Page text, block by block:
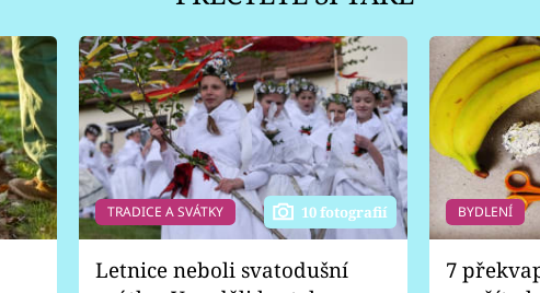
TRADICE A SVÁTKY 10 fotografií
Letnice neboli svatodušní
BYDLENÍ
7